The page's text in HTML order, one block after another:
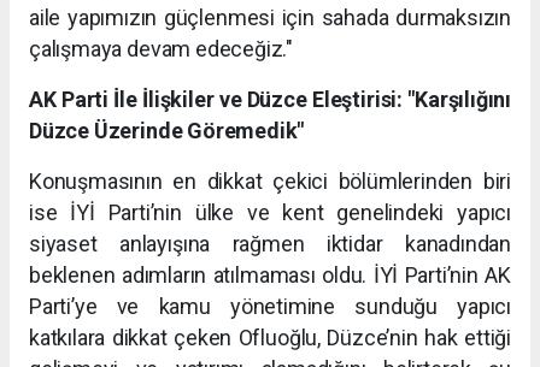
aile yapımızın güçlenmesi için sahada durmaksızın
çalışmaya devam edeceğiz."
AK Parti İle İlişkiler ve Düzce Eleştirisi: "Karşılığını
Düzce Üzerinde Göremedik"
Konuşmasının en dikkat çekici bölümlerinden biri
ise İYİ Parti’nin ülke ve kent genelindeki yapıcı
siyaset anlayışına rağmen iktidar kanadından
beklenen adımların atılmaması oldu. İYİ Parti’nin AK
Parti’ye ve kamu yönetimine sunduğu yapıcı
katkılara dikkat çeken Ofluoğlu, Düzce’nin hak ettiği